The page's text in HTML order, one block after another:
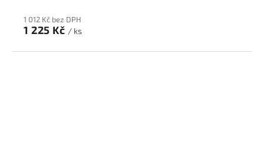
A
1 012 Kč bez DPH
1 225 Kč / ks